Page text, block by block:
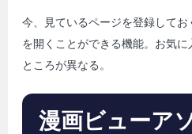
今、見ているページを登録して
を開くことができる機能。お気
ところが異なる。
漫画ビューア